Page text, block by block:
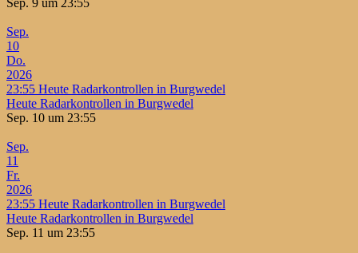
Sep.
10
Do.
2026
23:55 Heute Radarkontrollen in Burgwedel
Heute Radarkontrollen in Burgwedel
Sep. 10 um 23:55
Sep.
11
Fr.
2026
23:55 Heute Radarkontrollen in Burgwedel
Heute Radarkontrollen in Burgwedel
Sep. 11 um 23:55